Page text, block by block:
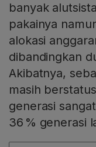
banyak
pakainya
alokasi
dibandingkan
Akibatnya,
masih
generasi
36 % generasi